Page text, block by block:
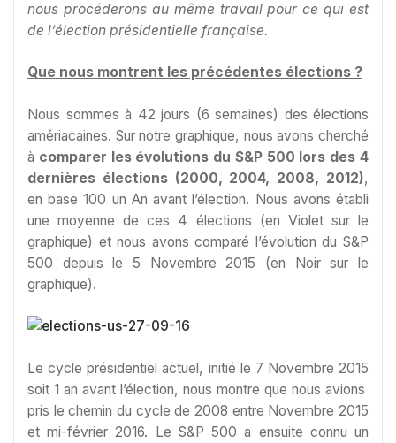
nous procéderons au même travail pour ce qui est
de l’élection présidentielle française.
Que nous montrent les précédentes élections ?
Nous sommes à 42 jours (6 semaines) des élections
amériacaines. Sur notre graphique, nous avons cherché
à comparer les évolutions du S&P 500 lors des 4
dernières élections (2000, 2004, 2008, 2012),
en base 100 un An avant l’élection. Nous avons établi
une moyenne de ces 4 élections (en Violet sur le
graphique) et nous avons comparé l’évolution du S&P
500 depuis le 5 Novembre 2015 (en Noir sur le
graphique).
Le cycle présidentiel actuel, initié le 7 Novembre 2015
soit 1 an avant l’élection, nous montre que nous avions
pris le chemin du cycle de 2008 entre Novembre 2015
et mi-février 2016. Le S&P 500 a ensuite connu un